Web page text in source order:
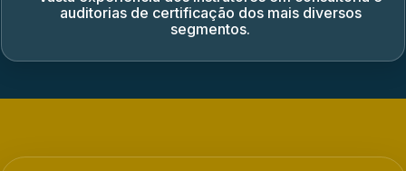
auditorias de certificação dos mais diversos
segmentos.